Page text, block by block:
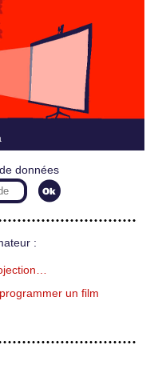
données
:
un film